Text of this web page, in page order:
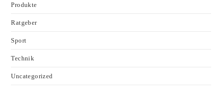
Produkte
Ratgeber
Sport
Technik
Uncategorized